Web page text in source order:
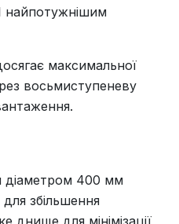
найпотужнішим
максимальної
восьмиступеневу
діаметром 400 мм
збільшення
днище для мінімізації